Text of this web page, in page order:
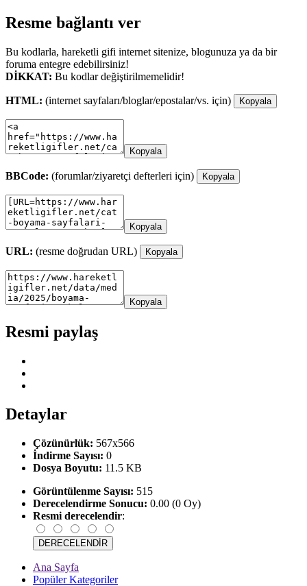
Resme bağlantı ver
Bu kodlarla, hareketli gifi internet sitenize, blogunuza ya da bir
foruma entegre edebilirsiniz!
DİKKAT: Bu kodlar değiştirilmemelidir!
HTML: (internet sayfaları/bloglar/epostalar/vs. için) Kopyala
Kopyala
BBCode: (forumlar/ziyaretçi defterleri için) Kopyala
Kopyala
URL: (resme doğrudan URL) Kopyala
Kopyala
Resmi paylaş
Detaylar
Çözünürlük: 567x566
İndirme Sayısı: 0
Dosya Boyutu: 11.5 KB
Görüntülenme Sayısı: 515
Derecelendirme Sonucu: 0.00 (0 Oy)
Resmi derecelendir:
Ana Sayfa
Popüler Kategoriler